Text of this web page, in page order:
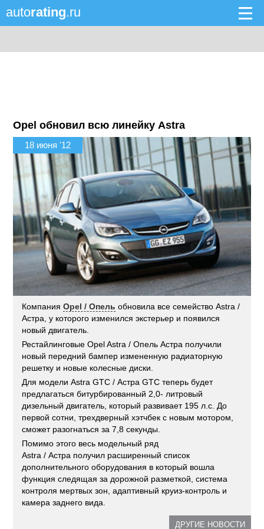
autorating.ru
Opel обновил всю линейку Astra
18 июня '12
КомпанияOpel / Опель обновила все семейство Astra /
Астра, у которого изменился экстерьер и появился
новый двигатель.
Рестайлинговые Opel Astra / Опель Астра получили
новый передний бампер измененную радиаторную
решетку и новые колесные диски.
Для модели Astra GTC / Астра GTC теперь будет
предлагаться битурбированный 2,0- литровый
дизельный двигатель, который развивает 195 л.с. До
первой сотни, трехдверный хэтчбек с новым мотором,
сможет разогнаться за 7,8 секунды.
Помимо этого весь модельный ряд
Astra / Астра получил расширенный список
дополнительного оборудования в который вошла
функция следящая за дорожной разметкой, система
контроля мертвых зон, адаптивный круиз-контроль и
камера заднего вида.
ДРУГИЕ НОВОСТИ